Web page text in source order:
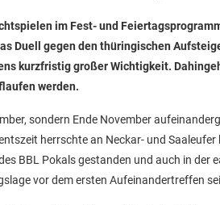
im Fest- und
Duell gegen den thüringischen
kurzfristig großer Wichtigkeit.
werden.
sondern Ende November
herrschte an Neckar- und Saaleufer
BBL Pokals gestanden und auch in der
vor dem ersten Aufeinandertreffen